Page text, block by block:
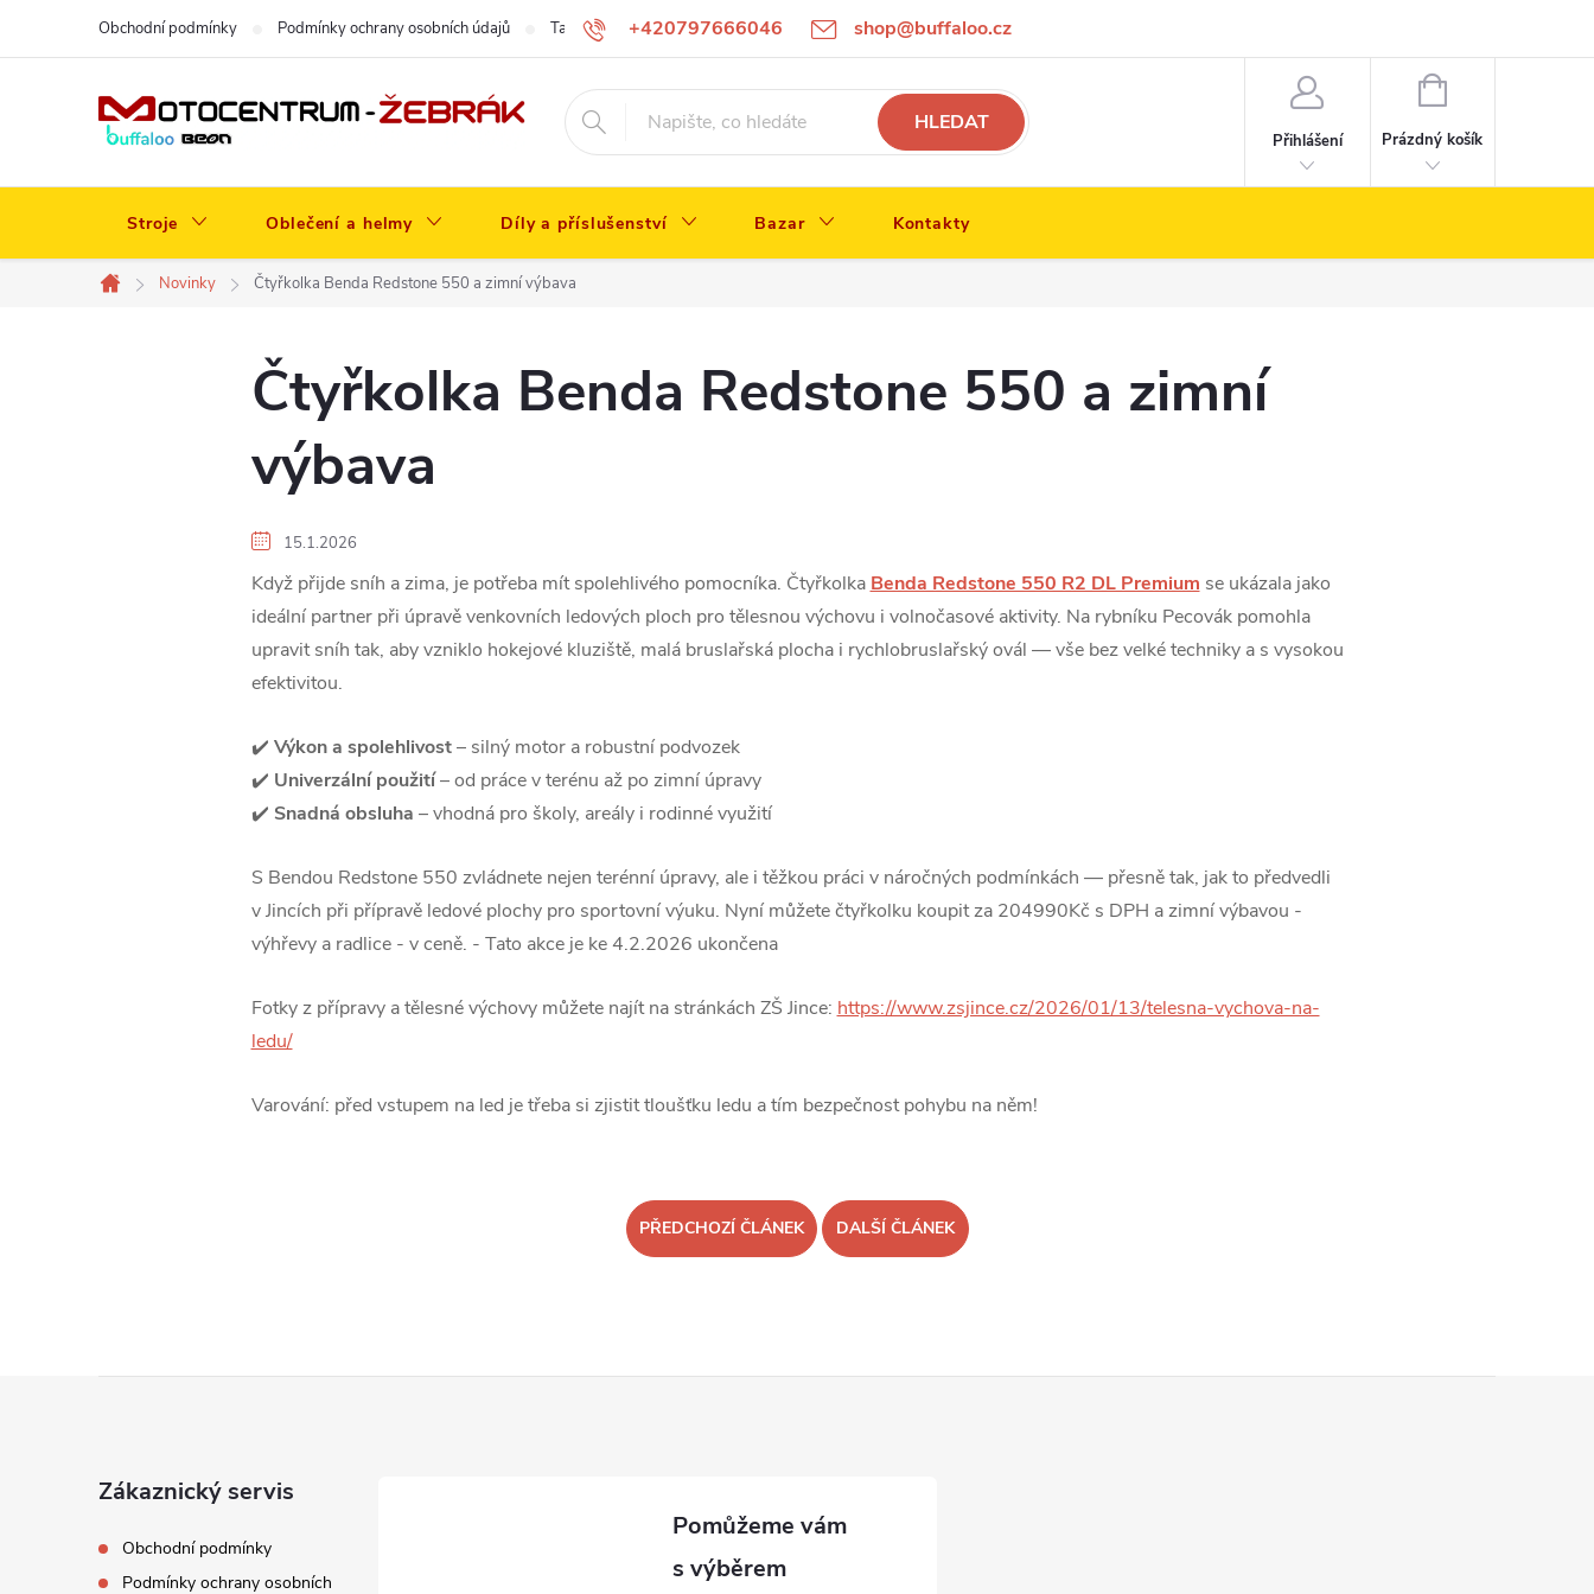
+420797666046 shop@buffaloo.cz
Obchodní podmínky Podmínky ochrany osobních údajů Tabulka velikostí
HLEDAT
Přihlášení
NÁKUPNÍ
Prázdný košík
Stroje Oblečení a helmy Díly a příslušenství Bazar Kontakty
Domů
Novinky Čtyřkolka Benda Redstone 550 a zimní výbava
Čtyřkolka Benda Redstone 550 a zimní
výbava
15.1.2026
Když přijde sníh a zima, je potřeba mít spolehlivého pomocníka. Čtyřkolka Benda Redstone 550 R2 DL Premium se ukázala jako
ideální partner při úpravě venkovních ledových ploch pro tělesnou výchovu i volnočasové aktivity. Na rybníku Pecovák pomohla
upravit sníh tak, aby vzniklo hokejové kluziště, malá bruslařská plocha i rychlobruslařský ovál — vše bez velké techniky a s vysokou
efektivitou.
✔️ Výkon a spolehlivost– silný motor a robustní podvozek
✔️ Univerzální použití– od práce v terénu až po zimní úpravy
✔️ Snadná obsluha – vhodná pro školy, areály i rodinné využití
S Bendou Redstone 550 zvládnete nejen terénní úpravy, ale i těžkou práci v náročných podmínkách — přesně tak, jak to předvedli
v Jincích při přípravě ledové plochy pro sportovní výuku. Nyní můžete čtyřkolku koupit za 204990Kč s DPH a zimní výbavou -
výhřevy a radlice - v ceně. - Tato akce je ke 4.2.2026 ukončena
Fotky z přípravy a tělesné výchovy můžete najít na stránkách ZŠ Jince: https://www.zsjince.cz/2026/01/13/telesna-vychova-na-
ledu/
Varování: před vstupem na led je třeba si zjistit tloušťku ledu a tím bezpečnost pohybu na něm!
PŘEDCHOZÍ ČLÁNEK DALŠÍ ČLÁNEK
Zákaznický servis
Obchodní podmínky
Podmínky ochrany osobních